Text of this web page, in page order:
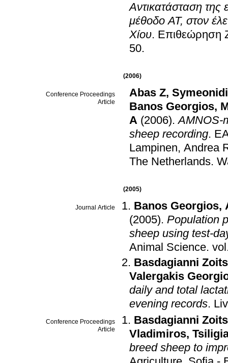
Αντικατάσταση της
μέθοδο ΑΤ, στον
Χίου. Επιθεώρηση
50.
(2006)
Conference Proceedings
Article
Abas Z,
Banos Georgios,
A (2006).AMNOS-
sheep recording.
Lampinen, Andrea
The Netherlands.
(2005)
Journal Article Banos Georgios,
(2005). Population
sheep using test-
Animal Science.
Basdagianni
Valergakis
daily and total
evening records.
Conference Proceedings
Article
Basdagianni
Vladimiros,
breed sheep to